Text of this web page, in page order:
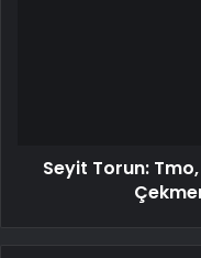
Seyit Torun: Tmo,